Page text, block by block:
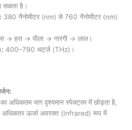
सकता है।
380 नैनोमीटर (nm) से 760 नैनोमीटर (nm)
→ हरा → पीला → नारंगी → लाल।
400–790 थर्ट्ज़ (THz)।
अधिकतम भाग दृश्यमान स्पेक्ट्रम में छोड़ता है,
अधिकतर ऊर्जा अवरक्त (Infrared) रूप में